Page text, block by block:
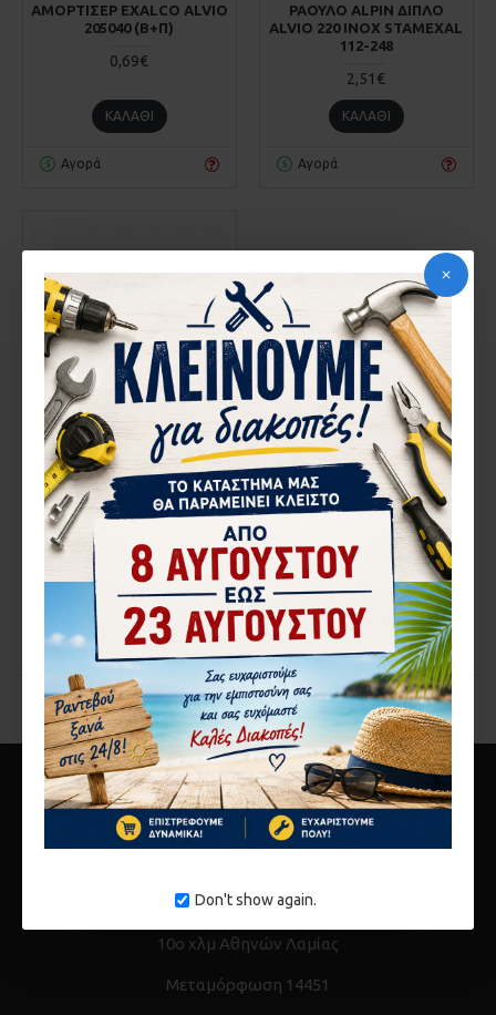
Don't show again.
ΑΜΟΡΤΙΣΕΡ EXALCO ALVIO
205040 (Β+Π)
0,69€
ΚΑΛΆΘΙ
Αγορά
ΡΑΟΥΛΟ ALPIN ΔΙΠΛΟ
ALVIO 220 INOX STAMEXAL
112-248
2,51€
ΚΑΛΆΘΙ
Αγορά
1137.148
ΡΑΟΥΛΟ ALPIN ΜΟΝΟ
ALVIO 220 INOX STAMEXAL
112-148
1,57€
ΚΑΛΆΘΙ
Αγορά
You have reached the end of the list.
10ο χλμ Αθηνών Λαμίας
Μεταμόρφωση 14451